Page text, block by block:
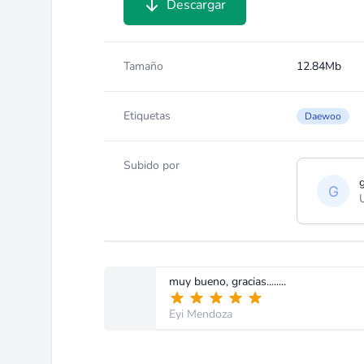
Descargar
Tamaño 12.84Mb
Etiquetas Daewoo
Subido por
muy bueno, gracias........
Eyi Mendoza